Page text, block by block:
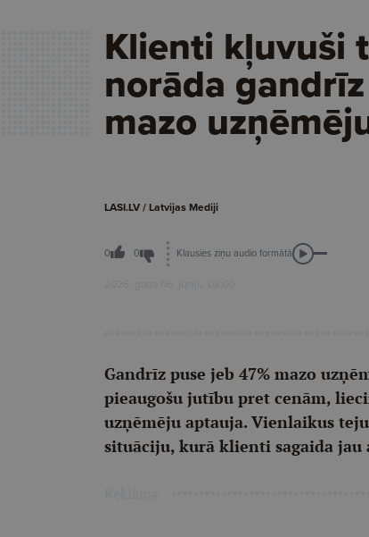
Klienti kļuvuši
norāda
mazo
LASI.LV / Latvijas Mediji
0 0 Klausies ziņu audio formātā
2026. gada 06. jūnijs, 08:00
Gandrīz puse jeb 47% mazo
pieaugošu jutību pret cenām,
uzņēmēju aptauja. Vienlaikus
situāciju, kurā klienti sagaida jau